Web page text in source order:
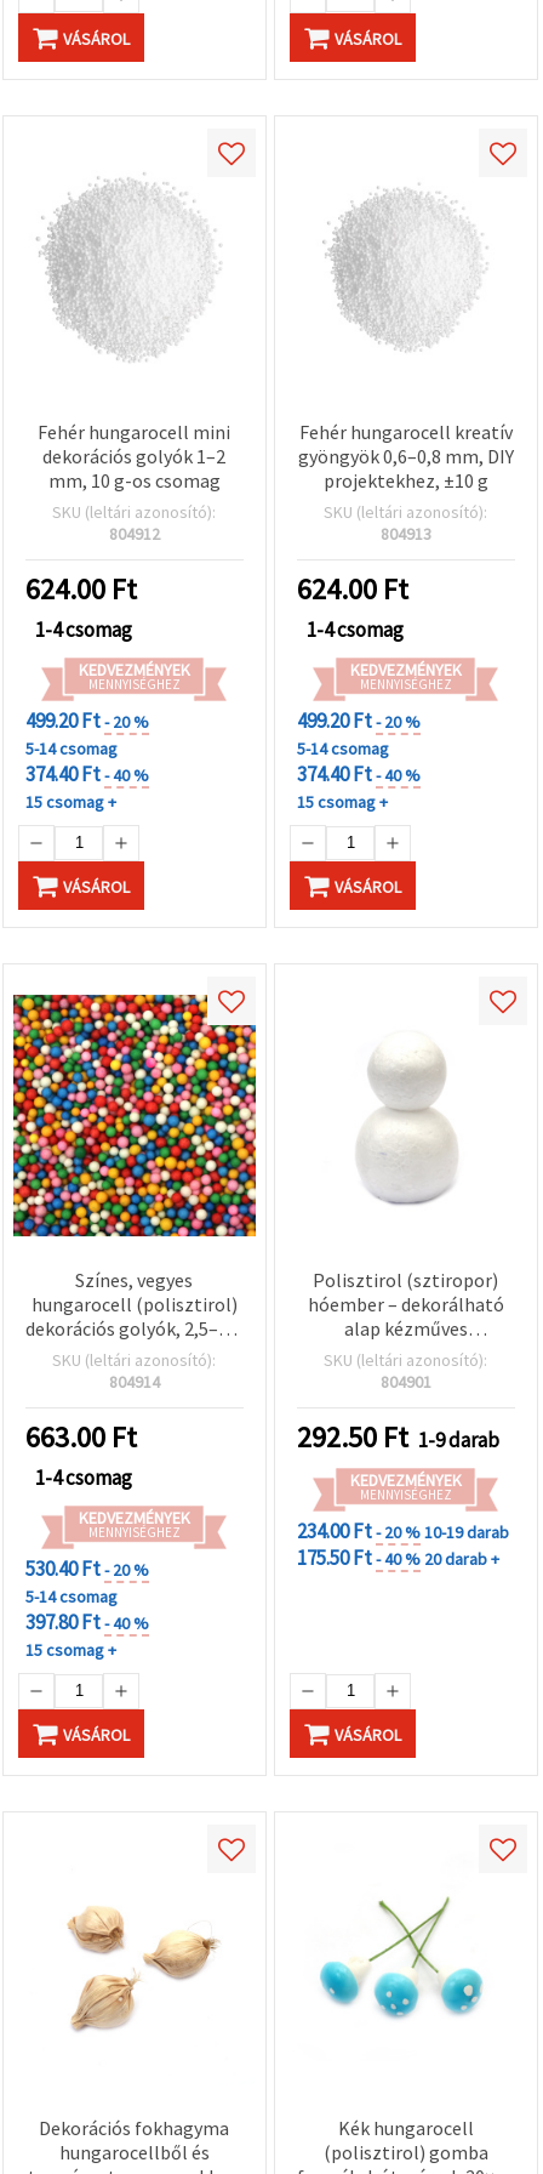
VÁSÁROL VÁSÁROL
Fehér hungarocell mini
dekorációs golyók 1–2
mm, 10 g-os csomag
SKU (leltári azonosító):
804912
624.00 Ft
1-4 csomag
KEDVEZMÉNYEK
MENNYISÉGHEZ
499.20 Ft- 20 %
5-14 csomag
374.40 Ft- 40 %
15 csomag +
VÁSÁROL
Fehér hungarocell kreatív
gyöngyök 0,6–0,8 mm, DIY
projektekhez, ±10 g
SKU (leltári azonosító):
804913
624.00 Ft
1-4 csomag
KEDVEZMÉNYEK
MENNYISÉGHEZ
499.20 Ft- 20 %
5-14 csomag
374.40 Ft- 40 %
15 csomag +
VÁSÁROL
Színes, vegyes
hungarocell (polisztirol)
dekorációs golyók, 2,5–3,5
mm, ±10 g – mini
habgyöngyök kézműves
esküvői és ünnepi
dekorációhoz
SKU (leltári azonosító):
804914
663.00 Ft
1-4 csomag
KEDVEZMÉNYEK
MENNYISÉGHEZ
530.40 Ft- 20 %
5-14 csomag
397.80 Ft- 40 %
15 csomag +
VÁSÁROL
Polisztirol (sztiropor)
hóember – dekorálható
alap kézműves
alkotáshoz, 86x83x135
mm, 1 db
SKU (leltári azonosító):
804901
292.50 Ft 1-9 darab
KEDVEZMÉNYEK
MENNYISÉGHEZ
234.00 Ft- 20 %10-19 darab
175.50 Ft- 40 % 20 darab +
VÁSÁROL
Dekorációs fokhagyma
hungarocellből és
Kék hungarocell
(polisztirol) gomba